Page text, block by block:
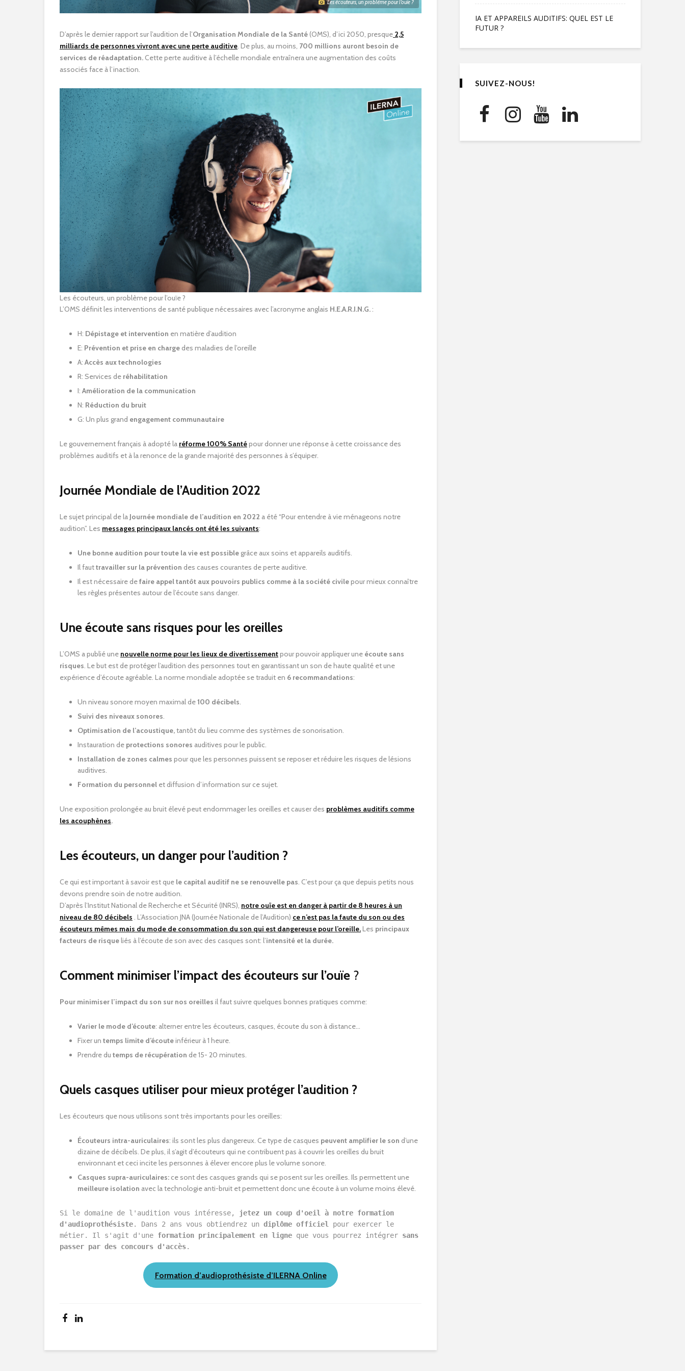
Les écouteurs, un problème pour l’ouïe ?
D’après le dernier rapport sur l’audition de l’Organisation Mondiale de la Santé(OMS), d’ici 2050, presque 2,5
milliards de personnes vivront avec une perte auditive. De plus, au moins, 700 millions auront besoin de
services de réadaptation. Cette perte auditive à l’échelle mondiale entraînera une augmentation des coûts
associés face à l’inaction.
Les écouteurs, un problème pour l’ouïe ?
L’OMS définit les interventions de santé publique nécessaires avec l’acronyme anglais H.E.A.R.I.N.G.:
H: Dépistage et intervention en matière d’audition
E: Prévention et prise en chargedes maladies de l’oreille
A: Accès aux technologies
R: Services de réhabilitation
I: Amélioration de la communication
N: Réduction du bruit
G: Un plus grand engagement communautaire
Le gouvernement français à adopté la réforme 100% Santépour donner une réponse à cette croissance des
problèmes auditifs et à la renonce de la grande majorité des personnes à s’équiper.
Journée Mondiale de l’Audition 2022
Le sujet principal de la Journée mondiale de l’audition en 2022 a été “Pour entendre à vie ménageons notre
audition”. Les messages principaux lancés ont été les suivants:
Une bonne audition pour toute la vie est possiblegrâce aux soins et appareils auditifs.
Il fauttravailler sur la prévention des causes courantes de perte auditive.
Il est nécessaire defaire appel tantôt aux pouvoirs publics comme à la société civilepour mieux connaître
les règles présentes autour de l’écoute sans danger.
Une écoute sans risques pour les oreilles
L’OMS a publié une nouvelle norme pour les lieux de divertissementpour pouvoir appliquer une écoute sans
risques. Le but est de protéger l’audition des personnes tout en garantissant un son de haute qualité et une
expérience d’écoute agréable. La norme mondiale adoptée se traduit en 6 recommandations:
Un niveau sonore moyen maximal de100 décibels.
Suivi des niveaux sonores.
Optimisation de l’acoustique,tantôt du lieu comme des systèmes de sonorisation.
Instauration de protections sonores auditives pour le public.
Installation de zones calmes pour que les personnes puissent se reposer et réduire les risques de lésions
auditives.
Formation du personnel et diffusion d’information sur ce sujet.
Une exposition prolongée au bruit élevé peut endommager les oreilles et causer des problèmes auditifs comme
les acouphènes.
Les écouteurs, un danger pour l’audition ?
Ce qui est important à savoir est que le capital auditif ne se renouvelle pas. C’est pour ça que depuis petits nous
devons prendre soin de notre audition.
D’après l’Institut National de Recherche et Sécurité (INRS), notre ouïe est en danger à partir de 8 heures à un
niveau de 80 décibels . L’Association JNA (Journée Nationale de l’Audition) ce n’est pas la faute du son ou des
écouteurs mêmes mais du mode de consommation du son qui est dangereuse pour l’oreille.Les principaux
facteurs de risqueliés à l’écoute de son avec des casques sont: l’intensité et la durée.
Comment minimiser l’impact des écouteurs sur l’ouïe ?
Pour minimiser l’impact du son sur nos oreilles il faut suivre quelques bonnes pratiques comme:
Varier le mode d’écoute: alterner entre les écouteurs, casques, écoute du son à distance…
Fixer un temps limite d’écouteinférieur à 1 heure.
Prendre du temps de récupération de 15- 20 minutes.
Quels casques utiliser pour mieux protéger l’audition ?
Les écouteurs que nous utilisons sont très importants pour les oreilles:
Écouteurs intra-auriculaires: ils sont les plus dangereux. Ce type de casques peuvent amplifier le son d’une
dizaine de décibels. De plus, il s’agit d’écouteurs qui ne contribuent pas à couvrir les oreilles du bruit
environnant et ceci incite les personnes à élever encore plus le volume sonore.
Casques supra-auriculaires:ce sont des casques grands qui se posent sur les oreilles. Ils permettent une
meilleure isolation avec la technologie anti-bruit et permettent donc une écoute à un volume moins élevé.
Si le domaine de l'audition vous intéresse, jetez un coup d'oeil à notre formation
d'audioprothésiste. Dans 2 ans vous obtiendrez un diplôme officiel
pour exercer le
métier. Il s'agit d'une formation principalement en ligne que vous pourrez intégrer sans
passer par des concours d'accès.
Formation d’audioprothésiste d’ILERNA Online
IA ET APPAREILS AUDITIFS: QUEL EST LE
FUTUR ?
SUIVEZ-NOUS!